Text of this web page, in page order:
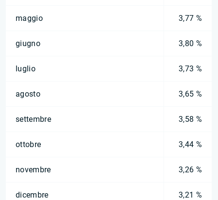
maggio 3,77 %
giugno 3,80 %
luglio 3,73 %
agosto 3,65 %
settembre 3,58 %
ottobre 3,44 %
novembre 3,26 %
dicembre 3,21 %